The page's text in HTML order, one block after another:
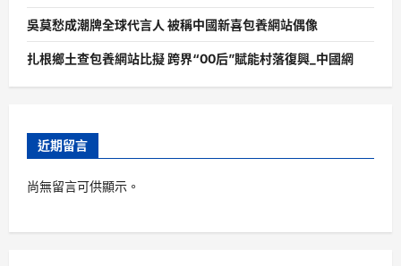
吳莫愁成潮牌全球代言人 被稱中國新喜包養網站偶像
扎根鄉土查包養網站比擬 跨界“00后”賦能村落復興_中國網
近期留言
尚無留言可供顯示。